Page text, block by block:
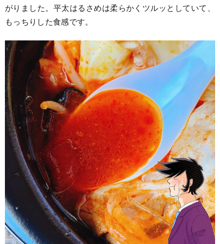
がりました。平太はるさめは柔らかくツルッとしていて、
もっちりした食感です。